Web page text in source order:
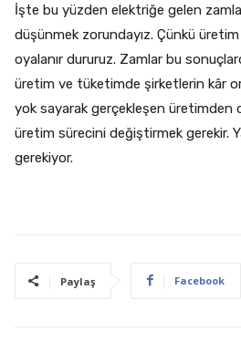
İşte bu yüzden elektriğe gelen
düşünmek zorundayız. Çünkü
oyalanır dururuz. Zamlar bu
üretim ve tüketimde şirketlerin kâr
yok sayarak gerçekleşen üretimden
üretim sürecini değiştirmek gerekir.
gerekiyor.
Paylaş Facebook